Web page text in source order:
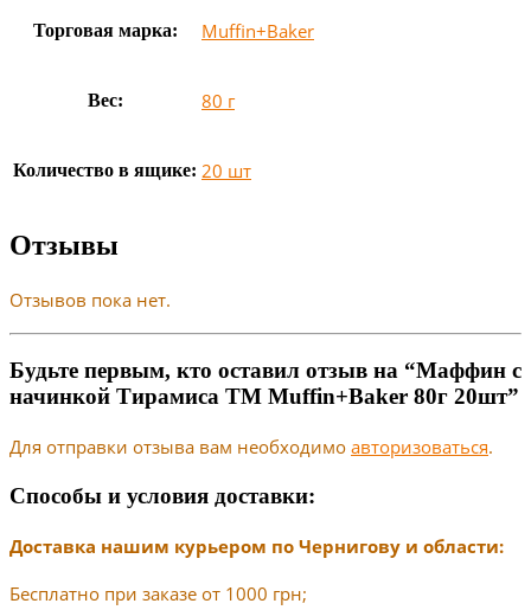
Торговая марка: Muffin+Baker
Вес: 80 г
Количество в ящике: 20 шт
Отзывы
Отзывов пока нет.
Будьте первым, кто оставил отзыв на “Маффин с
начинкой Тирамиса ТМ Muffin+Baker 80г 20шт”
Для отправки отзыва вам необходимо авторизоваться.
Способы и условия доставки:
Доставка нашим курьером по Чернигову и области:
Бесплатно при заказе от 1000 грн;